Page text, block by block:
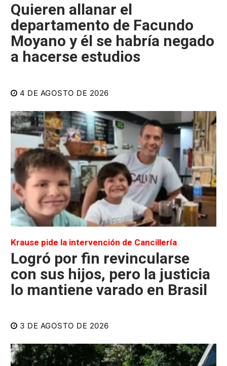
Quieren allanar el
departamento de Facundo
Moyano y él se habría negado
a hacerse estudios
4 DE AGOSTO DE 2026
Krause pide la intervención de Cancillería
Logró por fin revincularse
con sus hijos, pero la justicia
lo mantiene varado en Brasil
3 DE AGOSTO DE 2026